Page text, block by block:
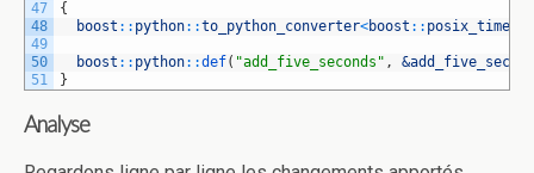
47
48
49
50
51
{
boost :: python::to_python_converter<boost :: posix_time
boost :: python::def( "add_five_seconds" ,
}
Analyse